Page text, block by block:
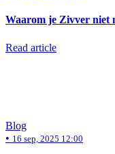
Waarom je Zivver niet
Read article
Blog
• 16 sep, 2025 12:00